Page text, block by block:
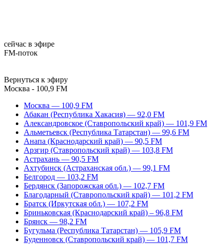
сейчас в эфире
FM-поток
Вернуться к эфиру
Москва - 100,9 FM
Москва — 100,9 FM
Абакан (Республика Хакасия) — 92,0 FM
Александровское (Ставропольский край) — 101,9 FM
Альметьевск (Республика Татарстан) — 99,6 FM
Анапа (Краснодарский край) — 90,5 FM
Арзгир (Ставропольский край) — 103,8 FM
Астрахань — 90,5 FM
Ахтубинск (Астраханская обл.) — 99,1 FM
Белгород — 103,2 FM
Бердянск (Запорожская обл.) — 102,7 FM
Благодарный (Ставропольский край) — 101,2 FM
Братск (Иркутская обл.) — 107,2 FM
Бриньковская (Краснодарский край) – 96,8 FM
Брянск — 98,2 FM
Бугульма (Республика Татарстан) — 105,9 FM
Буденновск (Ставропольский край) — 101,7 FM